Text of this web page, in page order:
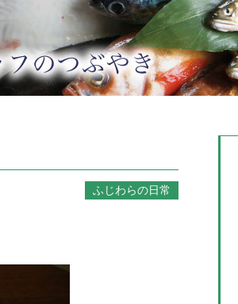
ふじわらの日常